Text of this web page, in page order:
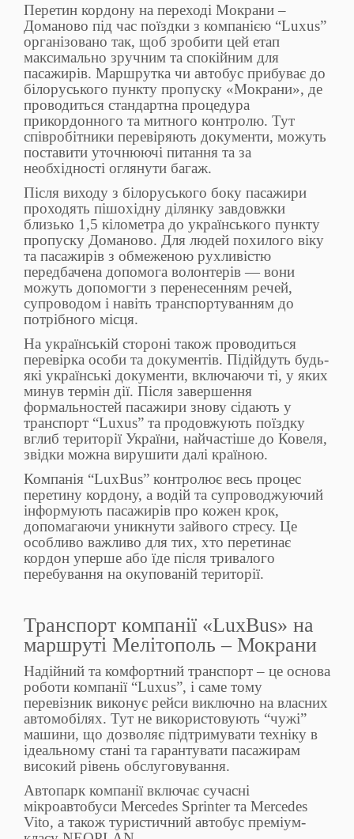
Перетин кордону на переході Мокрани –
Доманово під час поїздки з компанією “Luxus”
організовано так, щоб зробити цей етап
максимально зручним та спокійним для
пасажирів. Маршрутка чи автобус прибуває до
білоруського пункту пропуску «Мокрани», де
проводиться стандартна процедура
прикордонного та митного контролю. Тут
співробітники перевіряють документи, можуть
поставити уточнюючі питання та за
необхідності оглянути багаж.
Після виходу з білоруського боку пасажири
проходять пішохідну ділянку завдовжки
близько 1,5 кілометра до українського пункту
пропуску Доманово. Для людей похилого віку
та пасажирів з обмеженою рухливістю
передбачена допомога волонтерів — вони
можуть допомогти з перенесенням речей,
супроводом і навіть транспортуванням до
потрібного місця.
На українській стороні також проводиться
перевірка особи та документів. Підійдуть будь-
які українські документи, включаючи ті, у яких
минув термін дії. Після завершення
формальностей пасажири знову сідають у
транспорт “Luxus” та продовжують поїздку
вглиб території України, найчастіше до Ковеля,
звідки можна вирушити далі країною.
Компанія “LuxBus” контролює весь процес
перетину кордону, а водій та супроводжуючий
інформують пасажирів про кожен крок,
допомагаючи уникнути зайвого стресу. Це
особливо важливо для тих, хто перетинає
кордон уперше або їде після тривалого
перебування на окупованій території.
Транспорт компанії «LuxBus» на
маршруті Мелітополь – Мокрани
Надійний та комфортний транспорт – це основа
роботи компанії “Luxus”, і саме тому
перевізник виконує рейси виключно на власних
автомобілях. Тут не використовують “чужі”
машини, що дозволяє підтримувати техніку в
ідеальному стані та гарантувати пасажирам
високий рівень обслуговування.
Автопарк компанії включає сучасні
мікроавтобуси Mercedes Sprinter та Mercedes
Vito, а також туристичний автобус преміум-